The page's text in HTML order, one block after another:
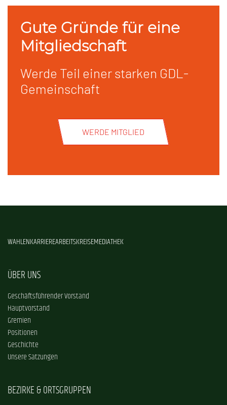
Gute Gründe für eine
Mitgliedschaft
Werde Teil einer starken GDL-
Gemeinschaft
WERDE MITGLIED
WAHLENKARRIEREARBEITSKREISEMEDIATHEK
ÜBER UNS
Geschäftsführender Vorstand
Hauptvorstand
Gremien
Positionen
Geschichte
Unsere Satzungen
BEZIRKE & ORTSGRUPPEN